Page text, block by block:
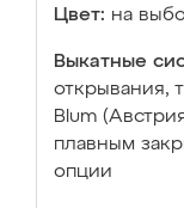
Цвет: на
Выкатные
открывания,
Blum
плавным
опции